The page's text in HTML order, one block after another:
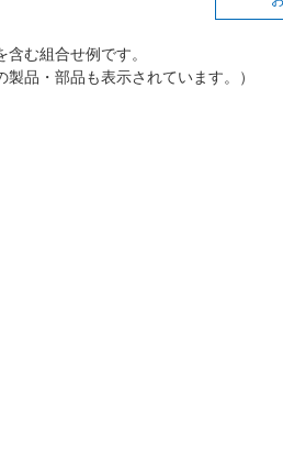
む組合せ例です。
製品・部品も表示されています。）